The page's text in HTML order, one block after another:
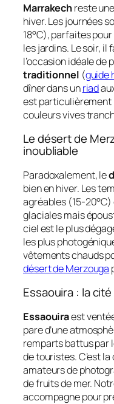
Marrakechreste
hiver. Les journées
18°C), parfaites
les jardins. Le soir, il
l’occasion idéale de
traditionnel (guide
dîner dans unriad
est particulièrement
couleurs vives
Le désert de
inoubliable
Paradoxalement, le
bien en hiver. Les
agréables (15-
glaciales mais
ciel est le plus
les plus
vêtements chauds
désert de Merzouga
Essaouira : la
Essaouiraest
pare d’une
remparts battus par
de touristes. C’est
amateurs de
de fruits de mer.
accompagne pour